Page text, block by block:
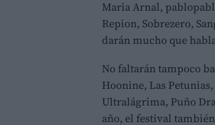
Maria Arnal,
Repion, Sobrezero,
darán mucho que
No faltarán tampoco
Hoonine, Las
Ultralágrima, Puño
año, el festival